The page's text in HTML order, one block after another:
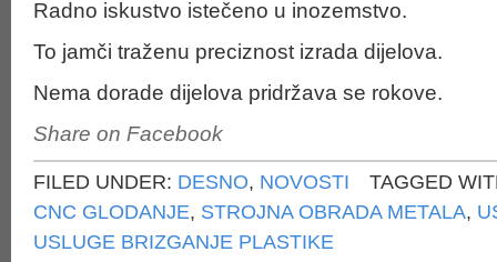
Radno iskustvo istečeno u inozemstvo.
To jamči traženu preciznost izrada dijelova.
Nema dorade dijelova pridržava se rokove.
Share on Facebook
FILED UNDER: DESNO, NOVOSTI
TAGGED
CNC GLODANJE, STROJNA OBRADA METALA,
USLUGE BRIZGANJE PLASTIKE